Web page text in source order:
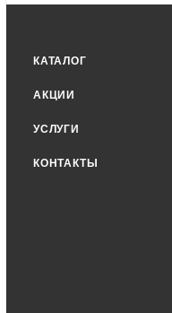
КАТАЛОГ
АКЦИИ
УСЛУГИ
КОНТАКТЫ